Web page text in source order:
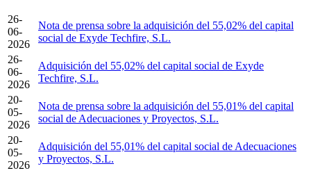
26-
06-
2026
Nota de prensa sobre la adquisición del 55,02% del capital
social de Exyde Techfire, S.L.
26-
06-
2026
Adquisición del 55,02% del capital social de Exyde
Techfire, S.L.
20-
05-
2026
Nota de prensa sobre la adquisición del 55,01% del capital
social de Adecuaciones y Proyectos, S.L.
20-
05-
2026
Adquisición del 55,01% del capital social de Adecuaciones
y Proyectos, S.L.